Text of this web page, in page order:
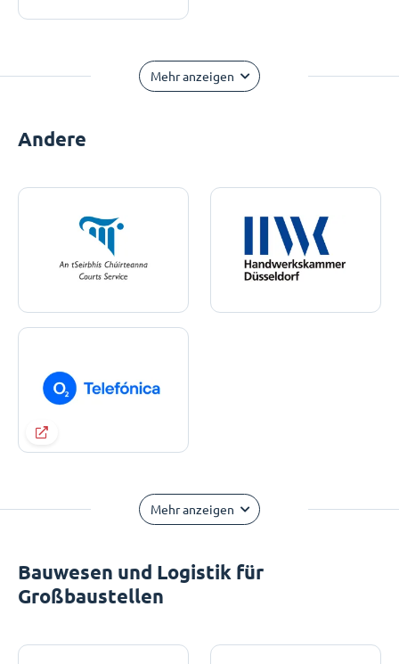
Mehr anzeigen
Andere
Mehr anzeigen
Bauwesen und Logistik für
Großbaustellen